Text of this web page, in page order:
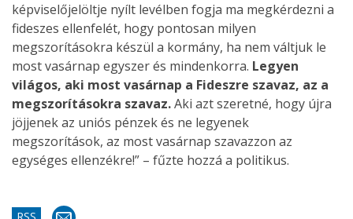
képviselőjelöltje nyílt levélben fogja ma megkérdezni a
fideszes ellenfelét, hogy pontosan milyen
megszorításokra készül a kormány, ha nem váltjuk le
most vasárnap egyszer és mindenkorra. Legyen
világos, aki most vasárnap a Fideszre szavaz, az a
megszorításokra szavaz.Aki azt szeretné, hogy újra
jöjjenek az uniós pénzek és ne legyenek
megszorítások, az most vasárnap szavazzon az
egységes ellenzékre!” – fűzte hozzá a politikus.